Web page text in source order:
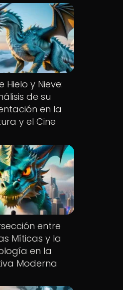
Hielo y Nieve:
de su
en la
y el Cine
entre
Míticas y la
en la
Moderna